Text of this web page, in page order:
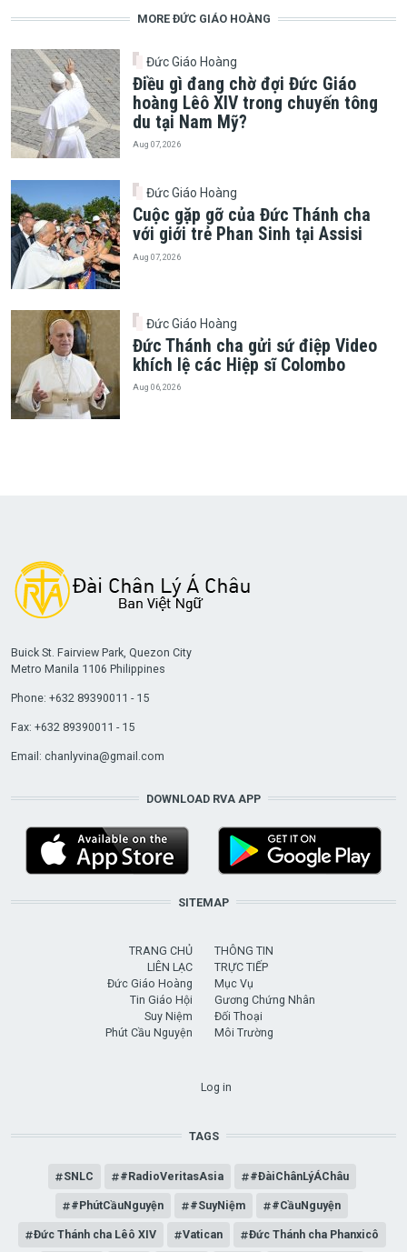
MORE ĐỨC GIÁO HOÀNG
Đức Giáo Hoàng
Điều gì đang chờ đợi Đức Giáo
hoàng Lêô XIV trong chuyến tông
du tại Nam Mỹ?
Aug 07, 2026
Đức Giáo Hoàng
Cuộc gặp gỡ của Đức Thánh cha
với giới trẻ Phan Sinh tại Assisi
Aug 07, 2026
Đức Giáo Hoàng
Đức Thánh cha gửi sứ điệp Video
khích lệ các Hiệp sĩ Colombo
Aug 06, 2026
Buick St. Fairview Park, Quezon City
Metro Manila 1106 Philippines
Phone: +632 89390011 - 15
Fax: +632 89390011 - 15
Email: chanlyvina@gmail.com
DOWNLOAD RVA APP
SITEMAP
TRANG CHỦ
LIÊN LẠC
Đức Giáo Hoàng
Tin Giáo Hội
Suy Niệm
Phút Cầu Nguyện
THÔNG TIN
TRỰC TIẾP
Mục Vụ
Gương Chứng Nhân
Đối Thoại
Môi Trường
Log in
TAGS
SNLC #RadioVeritasAsia #ĐàiChânLýÁChâu
#PhútCầuNguyện #SuyNiệm #CầuNguyện
Đức Thánh cha Lêô XIV Vatican Đức Thánh cha Phanxicô